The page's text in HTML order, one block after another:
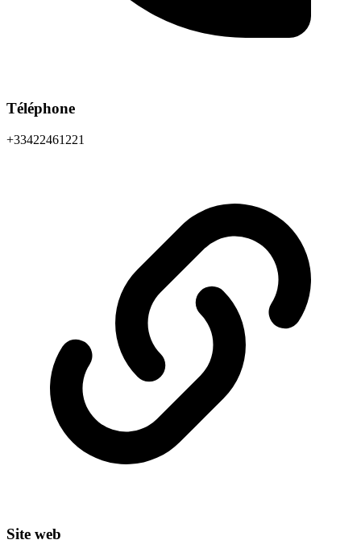
Téléphone
+33422461221
Site web